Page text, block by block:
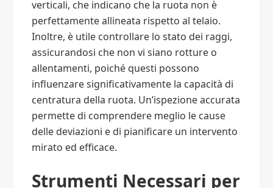
verticali, che indicano che la ruota non è
perfettamente allineata rispetto al telaio.
Inoltre, è utile controllare lo stato dei raggi,
assicurandosi che non vi siano rotture o
allentamenti, poiché questi possono
influenzare significativamente la capacità di
centratura della ruota. Un’ispezione accurata
permette di comprendere meglio le cause
delle deviazioni e di pianificare un intervento
mirato ed efficace.
Strumenti Necessari per